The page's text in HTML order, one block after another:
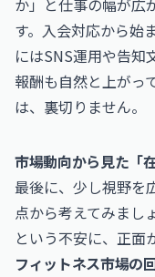
か」と仕事の幅が広
す。入会対応から始
にはSNS運用や告知
報酬も自然と上がっ
は、裏切りません。
市場動向から見た「
最後に、少し視野を
点から考えてみまし
という不安に、正面
フィットネス市場の